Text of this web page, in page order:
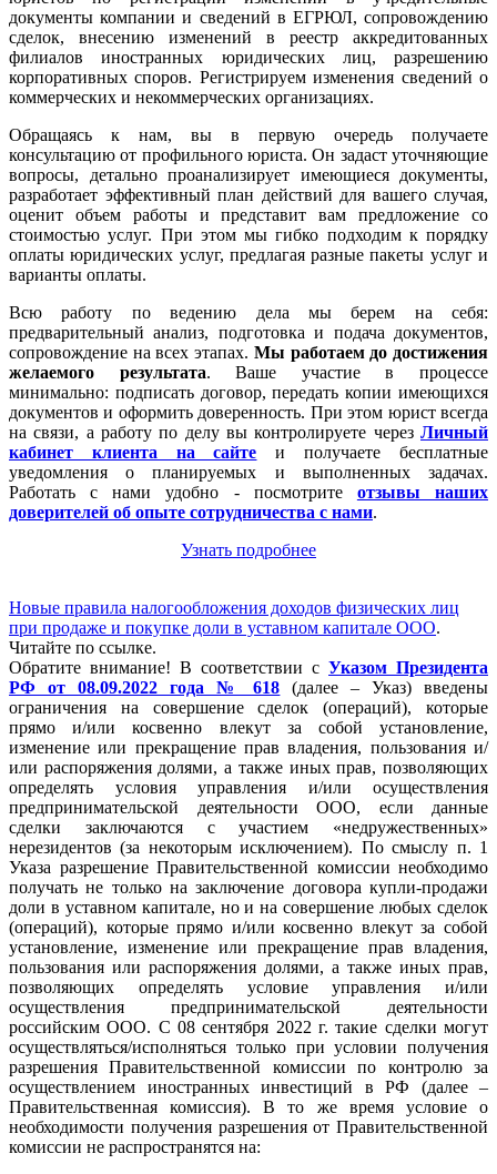
документы компании и сведений в ЕГРЮЛ, сопровождению
сделок, внесению изменений в реестр аккредитованных
филиалов иностранных юридических лиц, разрешению
корпоративных споров. Регистрируем изменения сведений о
коммерческих и некоммерческих организациях.
Обращаясь к нам, вы в первую очередь получаете
консультацию от профильного юриста. Он задаст уточняющие
вопросы, детально проанализирует имеющиеся документы,
разработает эффективный план действий для вашего случая,
оценит объем работы и представит вам предложение со
стоимостью услуг. При этом мы гибко подходим к порядку
оплаты юридических услуг, предлагая разные пакеты услуг и
варианты оплаты.
Всю работу по ведению дела мы берем на себя:
предварительный анализ, подготовка и подача документов,
сопровождение на всех этапах. Мы работаем до достижения
желаемого результата. Ваше участие в процессе
минимально: подписать договор, передать копии имеющихся
документов и оформить доверенность. При этом юрист всегда
на связи, а работу по делу вы контролируете через Личный
кабинет клиента на сайте и получаете бесплатные
уведомления о планируемых и выполненных задачах.
Работать с нами удобно - посмотрите отзывы наших
доверителей об опыте сотрудничества с нами.
Узнать подробнее
Новые правила налогообложения доходов физических лиц
при продаже и покупке доли в уставном капитале ООО.
Читайте по ссылке.
Обратите внимание! В соответствии с Указом Президента
РФ от 08.09.2022 года № 618
(далее – Указ) введены
ограничения на совершение сделок (операций), которые
прямо и/или косвенно влекут за собой установление,
изменение или прекращение прав владения, пользования и/
или распоряжения долями, а также иных прав, позволяющих
определять условия управления и/или осуществления
предпринимательской деятельности ООО, если данные
сделки заключаются с участием «недружественных»
нерезидентов (за некоторым исключением). По смыслу п. 1
Указа разрешение Правительственной комиссии необходимо
получать не только на заключение договора купли-продажи
доли в уставном капитале, но и на совершение любых сделок
(операций), которые прямо и/или косвенно влекут за собой
установление, изменение или прекращение прав владения,
пользования или распоряжения долями, а также иных прав,
позволяющих определять условие управления и/или
осуществления предпринимательской деятельности
российским ООО. С 08 сентября 2022 г. такие сделки могут
осуществляться/исполняться только при условии получения
разрешения Правительственной комиссии по контролю за
осуществлением иностранных инвестиций в РФ (далее –
Правительственная комиссия). В то же время условие о
необходимости получения разрешения от Правительственной
комиссии не распространятся на: